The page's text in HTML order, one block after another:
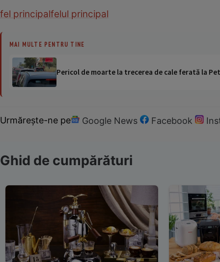
fel principalfelul principal
MAI MULTE PENTRU TINE
Pericol de moarte la trecerea de cale ferată la
Urmărește-ne pe Google News Facebook
Ghid de cumpărături